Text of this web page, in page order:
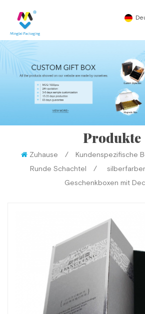
Produkte
Zuhause / Kundenspezifische
Runde Schachtel
/
Geschenkboxen mit